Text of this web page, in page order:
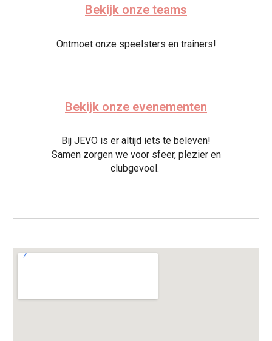
Bekijk onze teams
Ontmoet onze speelsters en trainers!
Bekijk onze evenementen
Bij JEVO is er altijd iets te beleven!
Samen zorgen we voor sfeer, plezier en
clubgevoel.